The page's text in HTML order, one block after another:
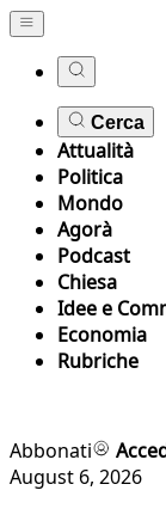
Cerca
Attualità
Politica
Mondo
Agorà
Podcast
Chiesa
Idee e
Economia
Rubriche
Abbonati
August 6, 2026